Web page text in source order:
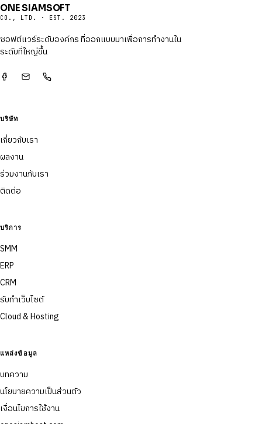
ONE SIAMSOFT
CO., LTD. · EST. 2023
ซอฟต์แวร์ระดับองค์กร ที่ออกแบบมาเพื่อการทำงานใน
ระดับที่ใหญ่ขึ้น
บริษัท
เกี่ยวกับเรา
ผลงาน
ร่วมงานกับเรา
ติดต่อ
บริการ
SMM
ERP
CRM
รับทำเว็บไซต์
Cloud & Hosting
แหล่งข้อมูล
บทความ
นโยบายความเป็นส่วนตัว
เงื่อนไขการใช้งาน